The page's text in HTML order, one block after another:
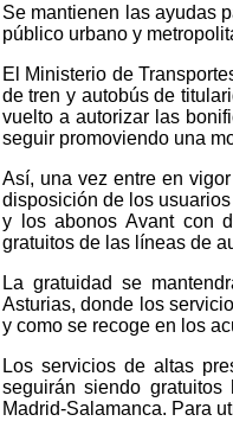
Se mantienen las ayudas
público urbano y
El Ministerio de
de tren y autobús de
vuelto a autorizar las
seguir promoviendo una
Así, una vez entre en
disposición de los
y los abonos Avant con
gratuitos de las líneas de
La gratuidad se
Asturias, donde los
y como se recoge en los
Los servicios de altas
seguirán siendo
Madrid-Salamanca. Para